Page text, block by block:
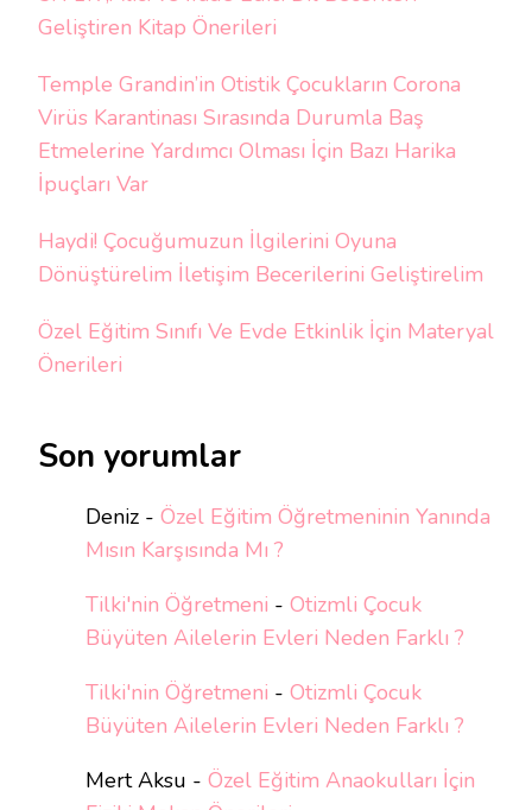
Geliştiren Kitap Önerileri
Temple Grandin’in Otistik Çocukların Corona
Virüs Karantinası Sırasında Durumla Baş
Etmelerine Yardımcı Olması İçin Bazı Harika
İpuçları Var
Haydi! Çocuğumuzun İlgilerini Oyuna
Dönüştürelim İletişim Becerilerini Geliştirelim
Özel Eğitim Sınıfı Ve Evde Etkinlik İçin Materyal
Önerileri
Son yorumlar
Deniz - Özel Eğitim Öğretmeninin Yanında
Mısın Karşısında Mı ?
Tilki'nin Öğretmeni - Otizmli Çocuk
Büyüten Ailelerin Evleri Neden Farklı ?
Tilki'nin Öğretmeni - Otizmli Çocuk
Büyüten Ailelerin Evleri Neden Farklı ?
Mert Aksu - Özel Eğitim Anaokulları İçin